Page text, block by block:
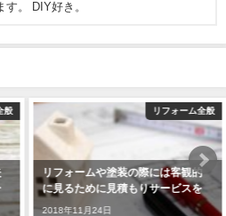
。 DIY好き。
般 リフォーム全般
リフォームや塗装で失敗しないた
めにも見積もりサービスを活用し
よう！